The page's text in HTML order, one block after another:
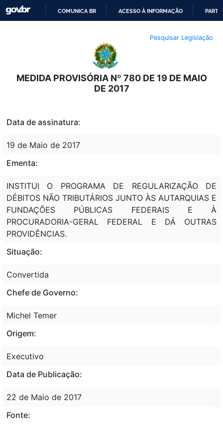
O
CONTEÚDO
COMUNICA BR ACESSO À INFORMAÇÃO
Pesquisar Legislação
MEDIDA PROVISÓRIA Nº 780 DE 19 DE MAIO
DE 2017
Data de assinatura:
19 de Maio de 2017
Ementa:
INSTITUI O PROGRAMA DE REGULARIZAÇÃO DE
DÉBITOS NÃO TRIBUTÁRIOS JUNTO ÀS AUTARQUIAS E
FUNDAÇÕES PÚBLICAS FEDERAIS E À
PROCURADORIA-GERAL FEDERAL E DÁ OUTRAS
PROVIDÊNCIAS.
Situação:
Convertida
Chefe de Governo:
Michel Temer
Origem:
Executivo
Data de Publicação:
22 de Maio de 2017
Fonte: